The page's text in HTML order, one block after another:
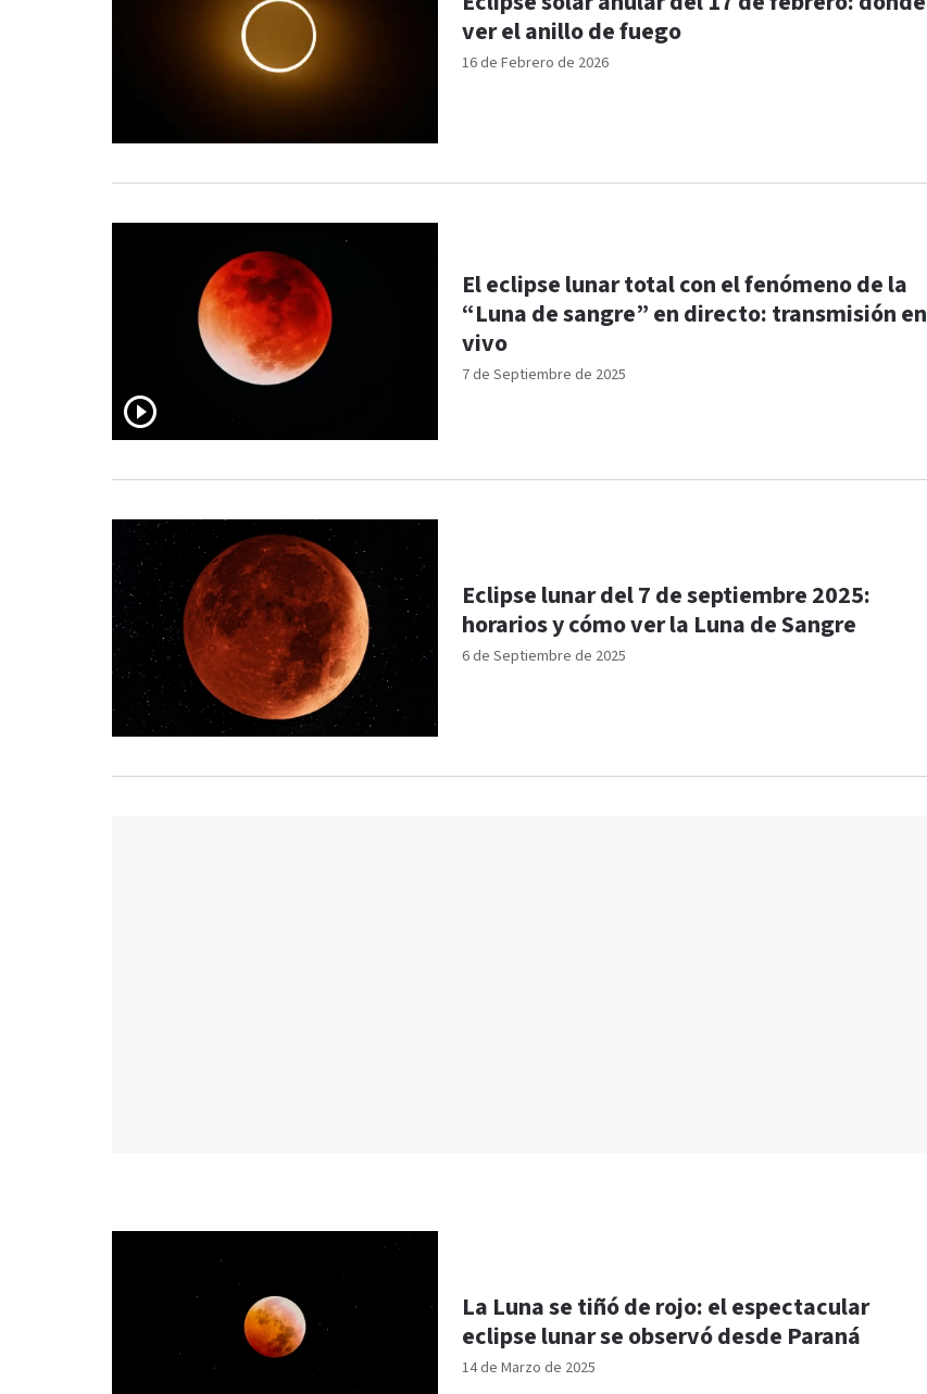
16 de Febrero de 2026
ver el anillo de fuego
7 de Septiembre de 2025
El eclipse lunar total con el fenómeno de la
“Luna de sangre” en directo: transmisión en
vivo
6 de Septiembre de 2025
Eclipse lunar del 7 de septiembre 2025:
horarios y cómo ver la Luna de Sangre
14 de Marzo de 2025
La Luna se tiñó de rojo: el espectacular
eclipse lunar se observó desde Paraná